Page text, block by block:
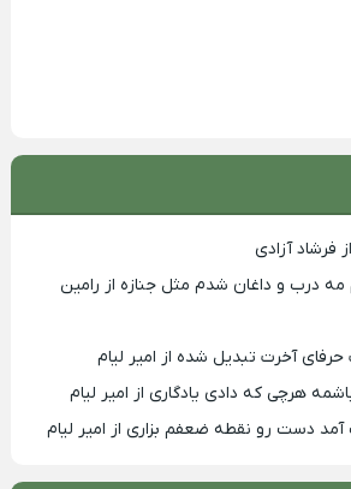
فرشاد آزادی
درب و داغان شدم مثل جنازه از رامین
آخرت تبدیل شده از امیر لیام
هرچی که دادی یادگاری از امیر لیام
دست رو نقطه ضعفم بزاری از امیر لیام